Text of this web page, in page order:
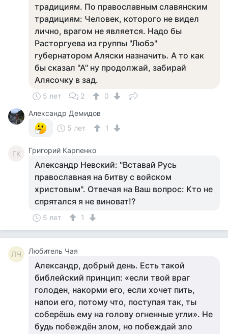
традициям. По православным славянским
традициям: Человек, которого не видел
лично, врагом не является. Надо бы
Расторгуева из группы "Любэ"
губернатором Аляски назначить. А то как
бы сказал "А" ну продолжай, забирай
Алясочку в зад.
5 лет 2
0
Александр Демидов
5 лет
1
ГК Григорий Карпенко
Александр Невский: "Вставай Русь
православная на битву с войском
христовым". Отвечая на Ваш вопрос: Кто не
спрятался я не виноват!?
5 лет 1
ЛЧ Любитель Чая
Александр, добрый день. Есть такой
библейский принцип: «если твой враг
голоден, накорми его, если хочет пить,
напои его, потому что, поступая так, ты
соберёшь ему на голову огненные угли». Не
будь побеждён злом, но побеждай зло